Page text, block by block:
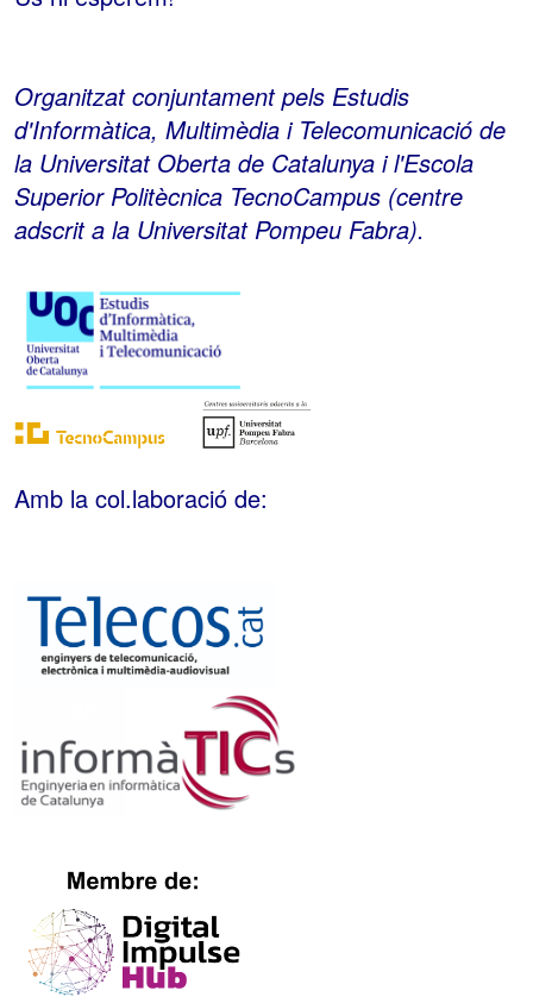
Organitzat conjuntament pels Estudis
d'Informàtica, Multimèdia i Telecomunicació de
la Universitat Oberta de Catalunya i l'Escola
Superior Politècnica TecnoCampus (centre
adscrit a la Universitat Pompeu Fabra).
Amb la col.laboració de: